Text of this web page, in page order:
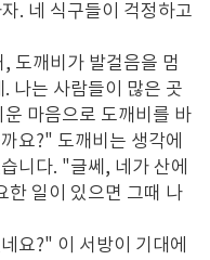
. 네 식구들이 걱정하고
도깨비가 발걸음을 멈
나는 사람들이 많은 곳
마음으로 도깨비를 바
요?" 도깨비는 생각에
니다. "글쎄, 네가 산에
한 일이 있으면 그때 나
요?" 이 서방이 기대에